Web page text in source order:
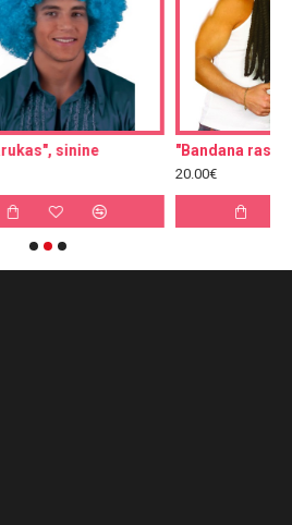
"Bandana rastapatsidega"